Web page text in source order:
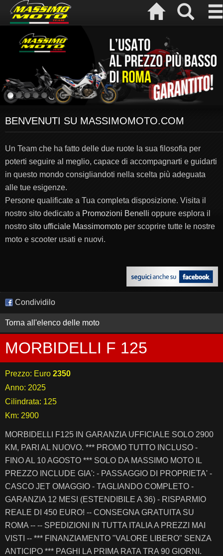
BENVENUTI SU MASSIMOMOTO.COM
Un Team che ha fatto delle due ruote la sua filosofia per
poterti seguire al meglio, capace di accompagnarti e guidarti
in questo mondo consigliandoti nella scelta più adeguata
alle tue esigenze.
Persone qualificate a Tua completa disposizione. Visita il
nostro sito dedicato a Promozioni Benelli oppure esplora il
nostro sito ufficiale Massimomoto per scoprire tutte le nostre
moto e scooter usati e nuovi.
Condividilo
Torna all'elenco delle moto
MORBIDELLI F 125
Prezzo: Euro 2350
Anno: 2025
Cilindrata: 125
Km: 2900
MORBIDELLI F125 IN GARANZIA UFFICIALE SOLO 2900
KM, PARI AL NUOVO. *** PROMO TUTTO INCLUSO -
FINO AL 10 AGOSTO *** SOLO DA MASSIMO MOTO IL
PREZZO INCLUDE GIA': - PASSAGGIO DI PROPRIETA' -
CASCO JET OMAGGIO - TAGLIANDO COMPLETO -
GARANZIA 12 MESI (ESTENDIBILE A 36) - RISPARMIO
REALE DI 450 EURO! -- CONSEGNA GRATUITA SU
ROMA -- -- SPEDIZIONI IN TUTTA ITALIA A PREZZI MAI
VISTI -- *** FINANZIAMENTO "VALORE LIBERO" SENZA
ANTICIPO *** PAGHI LA PRIMA RATA TRA 90 GIORNI.